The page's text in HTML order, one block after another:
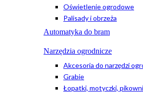
Oświetlenie ogrodowe
Palisady i obrzeża
Automatyka do bram
Narzędzia ogrodnicze
Akcesoria do narzędzi
Grabie
Łopatki, motyczki,